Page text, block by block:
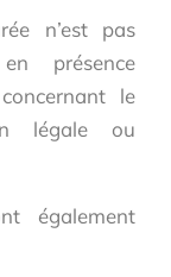
n’est pas
présence
le
légale ou
également